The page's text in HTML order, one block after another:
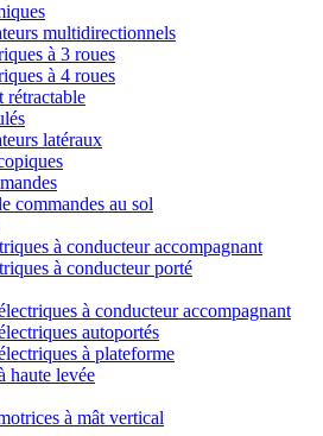
multidirectionnels
à 3 roues
à 4 roues
rétractable
latéraux
commandes au sol
à conducteur accompagnant
à conducteur porté
à conducteur accompagnant
autoportés
à plateforme
haute levée
à mât vertical